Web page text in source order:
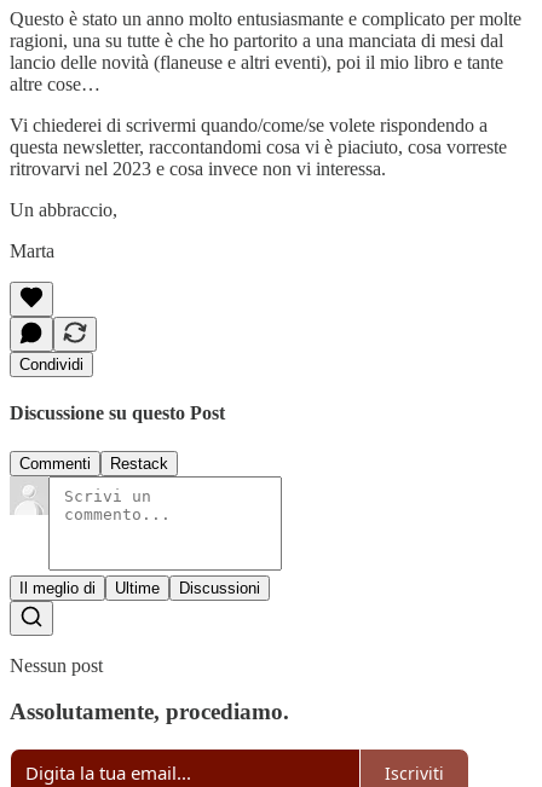
Questo è stato un anno molto entusiasmante e complicato per molte
ragioni, una su tutte è che ho partorito a una manciata di mesi dal
lancio delle novità (flaneuse e altri eventi), poi il mio libro e tante
altre cose…
Vi chiederei di scrivermi quando/come/se volete rispondendo a
questa newsletter, raccontandomi cosa vi è piaciuto, cosa vorreste
ritrovarvi nel 2023 e cosa invece non vi interessa.
Un abbraccio,
Marta
Condividi
Discussione su questo Post
Commenti Restack
Il meglio di Ultime Discussioni
Nessun post
Assolutamente, procediamo.
Iscriviti